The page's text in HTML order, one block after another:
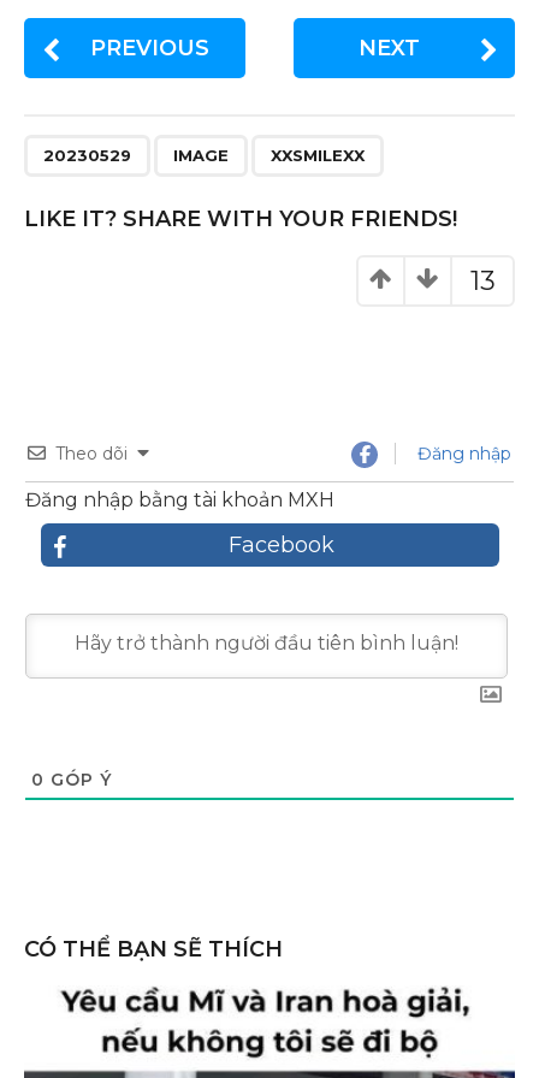
c
e
o
k
it
te
te
re
ar
e
PREVIOUS NEXT
20230529 IMAGE XXSMILEXX
LIKE IT? SHARE WITH YOUR FRIENDS!
13
Theo dõi Đăng nhập
Đăng nhập bằng tài khoản MXH
Facebook
0 GÓP Ý
CÓ THỂ BẠN SẼ THÍCH